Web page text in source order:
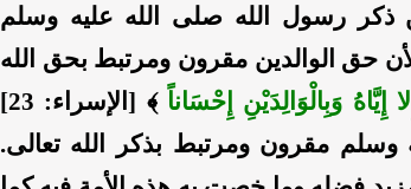
ذكر رسول الله صلى الله عليه وسلم
حق الوالدين مقرون ومرتبط بحق الله
وَبِالْوَالِدَيْنِ إِحْسَاناً
﴾ [الإسراء: 23]
مقرون ومرتبط بذكر الله تعالى.